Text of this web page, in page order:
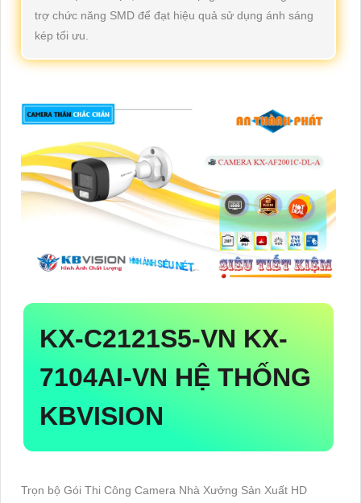
trợ chức năng SMD để đạt hiệu quả sử dụng ánh sáng
kép tối ưu.
KX-C2121S5-VN KX-
7104AI-VN HỆ THỐNG
KBVISION
Trọn bộ Gói Thi Công Camera Nhà Xưởng Sản Xuất HD